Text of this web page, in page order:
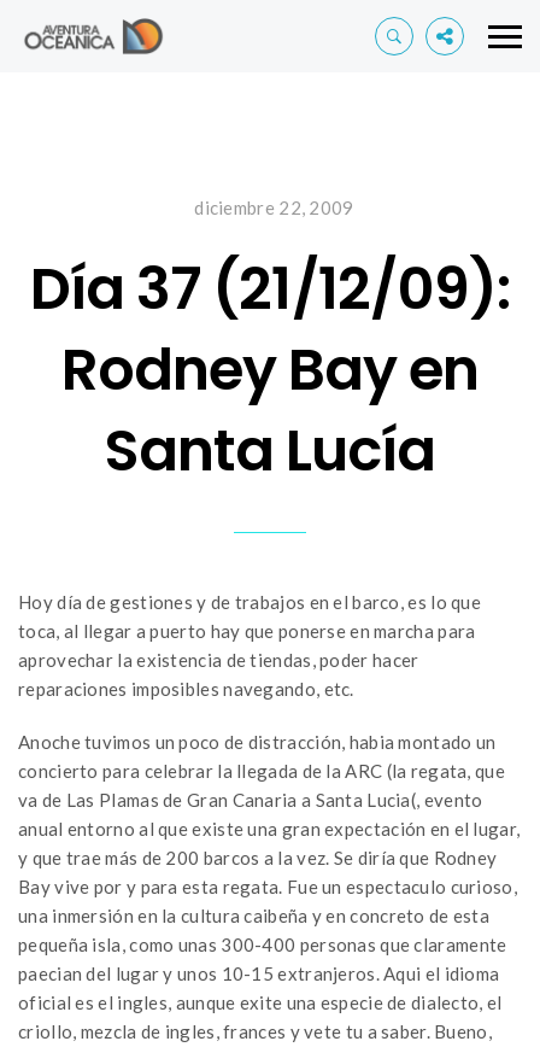
diciembre 22, 2009
Día 37 (21/12/09):
Rodney Bay en
Santa Lucía
Hoy día de gestiones y de trabajos en el barco, es lo que
toca, al llegar a puerto hay que ponerse en marcha para
aprovechar la existencia de tiendas, poder hacer
reparaciones imposibles navegando, etc.
Anoche tuvimos un poco de distracción, habia montado un
concierto para celebrar la llegada de la ARC (la regata, que
va de Las Plamas de Gran Canaria a Santa Lucia(, evento
anual entorno al que existe una gran expectación en el lugar,
y que trae más de 200 barcos a la vez. Se diría que Rodney
Bay vive por y para esta regata. Fue un espectaculo curioso,
una inmersión en la cultura caibeña y en concreto de esta
pequeña isla, como unas 300-400 personas que claramente
paecian del lugar y unos 10-15 extranjeros. Aqui el idioma
oficial es el ingles, aunque exite una especie de dialecto, el
criollo, mezcla de ingles, frances y vete tu a saber. Bueno,